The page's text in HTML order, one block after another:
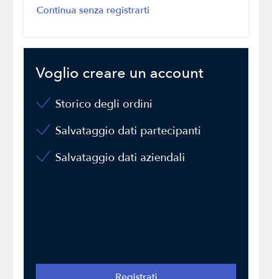
Continua senza registrarti
Voglio creare un account
Storico degli ordini
Salvataggio dati partecipanti
Salvataggio dati aziendali